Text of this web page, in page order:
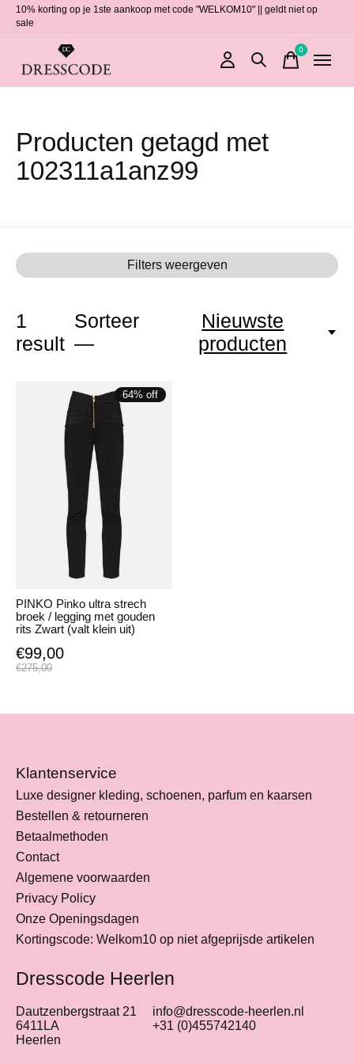
10% korting op je 1ste aankoop met code "WELKOM10" || geldt niet op
sale
0items
Producten getagd met
102311a1anz99
Filters weergeven
1
result
Sorteer
—
Nieuwste
producten
64% off
PINKO Pinko ultra strech
broek / legging met gouden
rits Zwart (valt klein uit)
€99,00
€275,00
Klantenservice
Luxe designer kleding, schoenen, parfum en kaarsen
Bestellen & retourneren
Betaalmethoden
Contact
Algemene voorwaarden
Privacy Policy
Onze Openingsdagen
Kortingscode: Welkom10 op niet afgeprijsde artikelen
Dresscode Heerlen
Dautzenbergstraat 21
6411LA
Heerlen
info@dresscode-heerlen.nl
+31 (0)455742140